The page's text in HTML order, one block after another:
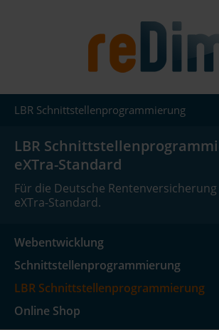
LBR Schnittstellenprogrammierung
AGENTUR
LEISTUNGEN
JOOMLA
REFERENZEN
WISSEN
KONTAKT
LBR
eXTra-Standard
Für die Deutsche Rentenversicherung
eXTra-Standard.
Webentwicklung
Schnittstellenprogrammierung
LBR Schnittstellenprogrammierung
Online Shop